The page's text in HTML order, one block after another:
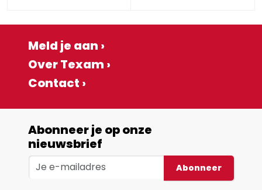
Meld je aan ›
Over Texam ›
Contact ›
Abonneer je op onze
nieuwsbrief
Abonneer